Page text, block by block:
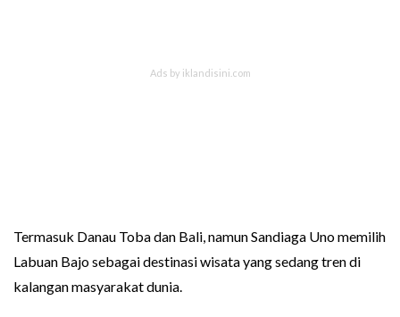
Termasuk Danau Toba dan Bali, namun Sandiaga Uno memilih
Labuan Bajo sebagai destinasi wisata yang sedang tren di
kalangan masyarakat dunia.